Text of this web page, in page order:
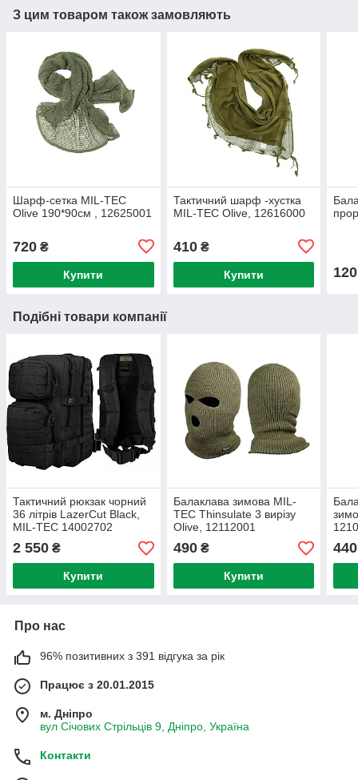
З цим товаром також замовляють
Шарф-сетка MIL-TEC
Olive 190*90см , 12625001
720 ₴
Купити
Тактичний шарф -хустка
MIL-TEC Olive, 12616000
410₴
Купити 120
Подібні товари компанії
Тактичний рюкзак чорний
36 літрів LazerCut Black,
MIL-TEC 14002702
2 550 ₴
Купити
Балаклава зимова MIL-
TEC Thinsulate 3 вирізу
Olive, 12112001
490₴
Купити
440
Про нас
96% позитивних з 391 відгука за рік
Працює з 20.01.2015
м. Дніпро
вул Січових Стрільців 9, Дніпро, Україна
Контакти